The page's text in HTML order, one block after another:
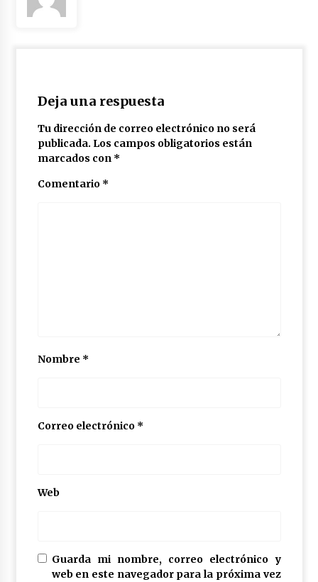
Deja una respuesta
Tu dirección de correo electrónico no será
publicada. Los campos obligatorios están
marcados con *
Comentario *
Nombre *
Correo electrónico *
Web
Guarda mi nombre, correo electrónico y
web en este navegador para la próxima vez